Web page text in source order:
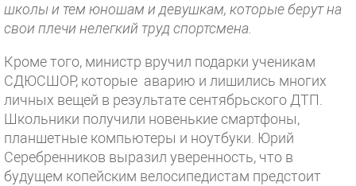
школы и тем юношам и девушкам, которые берут на
свои плечи нелегкий труд спортсмена.
Кроме того, министр вручил подарки ученикам
СДЮСШОР, которые аварию и лишились многих
личных вещей в результате сентябрьского ДТП.
Школьники получили новенькие смартфоны,
планшетные компьютеры и ноутбуки. Юрий
Серебренников выразил уверенность, что в
будущем копейским велосипедистам предстоит